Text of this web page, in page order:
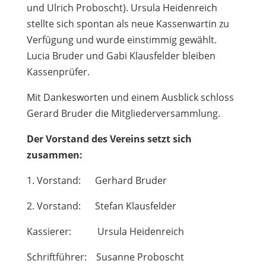
und Ulrich Proboscht). Ursula Heidenreich
stellte sich spontan als neue Kassenwartin zu
Verfügung und wurde einstimmig gewählt.
Lucia Bruder und Gabi Klausfelder bleiben
Kassenprüfer.
Mit Dankesworten und einem Ausblick schloss
Gerard Bruder die Mitgliederversammlung.
Der Vorstand des Vereins setzt sich
zusammen:
1. Vorstand: Gerhard Bruder
2. Vorstand: Stefan Klausfelder
Kassierer: Ursula Heidenreich
Schriftführer: Susanne Proboscht